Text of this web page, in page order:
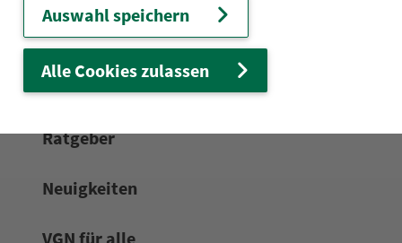
Frei­zeit-Tipps
Service
Rat­ge­ber
Neuigkeiten
VGN für alle
Auswahl speichern
Alle Cookies zulassen